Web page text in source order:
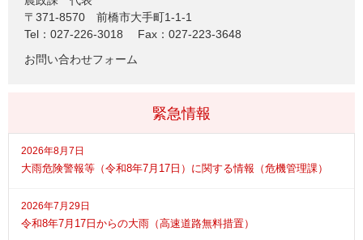
〒371-8570
前橋市大手町1-1-1
Tel：027-226-3018
Fax：027-223-3648
お問い合わせフォーム
緊急情報
2026年8月7日
大雨危険警報等（令和8年7月17日）に関する情報（危機管理課）
2026年7月29日
令和8年7月17日からの大雨（高速道路無料措置）